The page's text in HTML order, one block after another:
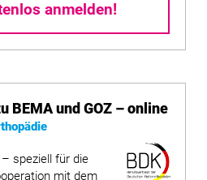
anmelden!
BEMA und GOZ – online
speziell für die
mit dem